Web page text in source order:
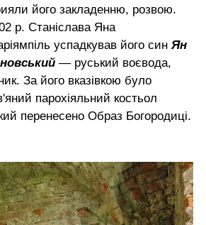
його закладенню, розвою.
р. Станіслава Яна
успадкував його син Ян
— руський воєвода,
За його вказівкою було
парохіяльний костьол
перенесено Образ Богородиці.